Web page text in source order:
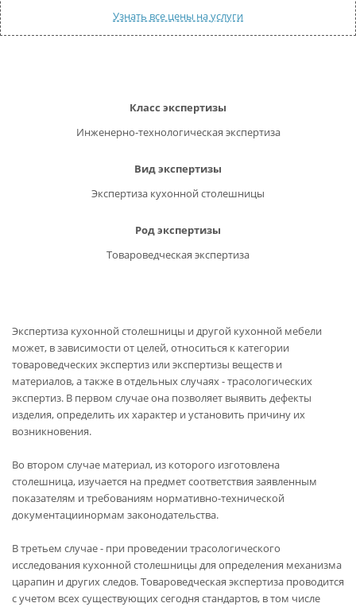
ВОПРОС-ОТВЕТ
Узнать все цены на услуги
Класс экспертизы
Инженерно-технологическая экспертиза
Вид экспертизы
Экспертиза кухонной столешницы
Род экспертизы
Товароведческая экспертиза
Экспертиза кухонной столешницы и другой кухонной мебели
может, в зависимости от целей, относиться к категории
товароведческих экспертиз или экспертизы веществ и
материалов, а также в отдельных случаях - трасологических
экспертиз. В первом случае она позволяет выявить дефекты
изделия, определить их характер и установить причину их
возникновения.
Во втором случае материал, из которого изготовлена
столешница, изучается на предмет соответствия заявленным
показателям и требованиям нормативно-технической
документациинормам законодательства.
В третьем случае - при проведении трасологического
исследования кухонной столешницы для определения механизма
царапин и других следов. Товароведческая экспертиза проводится
с учетом всех существующих сегодня стандартов, в том числе